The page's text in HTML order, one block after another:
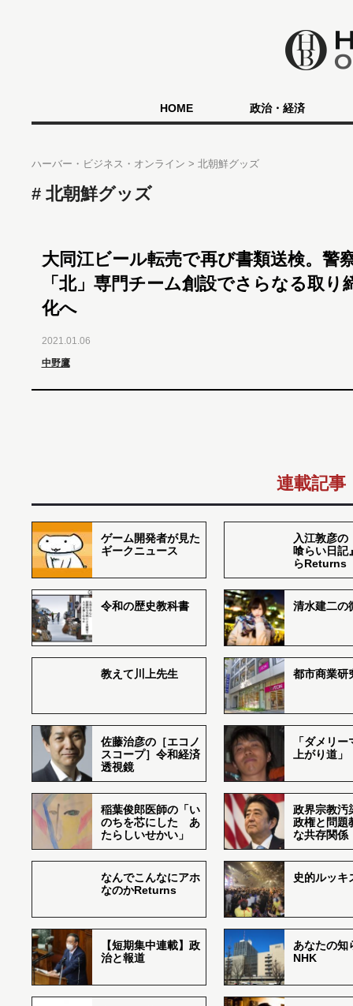
HOME 政治・経済
ハーバー・ビジネス・オンライン 北朝鮮グッズ
北朝鮮グッズ
大同江ビール転売で再び書類送検。警
「北」専門チーム創設でさらなる取り
化へ
2021.01.06
中野鷹
連載記事
ゲーム開発者が見た
ギークニュース
入江敦彦の
喰らい日記
らReturns
令和の歴史教科書 清水建二の
教えて川上先生 都市商業研
佐藤治彦の［エコノ
スコープ］令和経済
透視鏡
「ダメリ
上がり道」
稲葉俊郎医師の「い
のちを芯にした あ
たらしいせかい」
政界宗教汚
政権と問題
な共存関係
なんでこんなにアホ
なのかReturns
史的ルッキ
【短期集中連載】政
治と報道
あなたの知
NHK